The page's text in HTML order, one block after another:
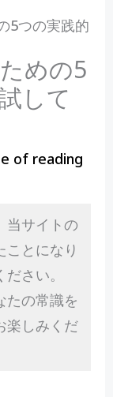
5つの実践的
めの5
して
of reading
当サイトの
ことになり
さい。
たの常識を
楽しみくだ